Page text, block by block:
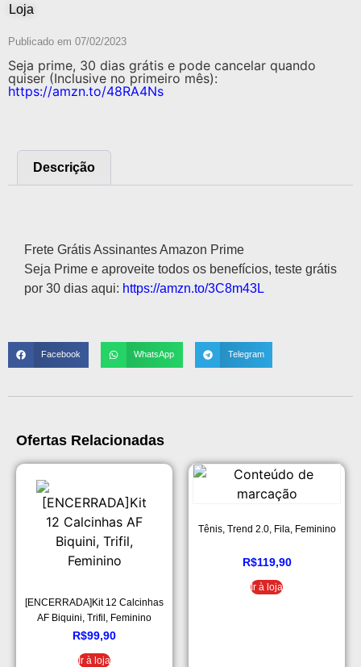
Loja
Publicado em 07/02/2023
Seja prime, 30 dias grátis e pode cancelar quando
quiser (Inclusive no primeiro mês):
https://amzn.to/48RA4Ns
Descrição
Frete Grátis Assinantes Amazon Prime
Seja Prime e aproveite todos os benefícios, teste grátis
por 30 dias aqui: https://amzn.to/3C8m43L
Facebook WhatsApp Telegram
Ofertas Relacionadas
[ENCERRADA]Kit 12 Calcinhas
AF Biquini, Trifil, Feminino
R$99,90
Ir à loja
Tênis, Trend 2.0, Fila, Feminino
R$119,90
Ir à loja